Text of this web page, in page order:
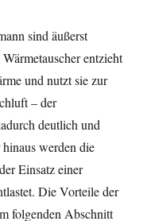
sind äußerst
entzieht
und nutzt sie zur
– der
deutlich und
werden die
Einsatz einer
Die Vorteile der
folgenden Abschnitt